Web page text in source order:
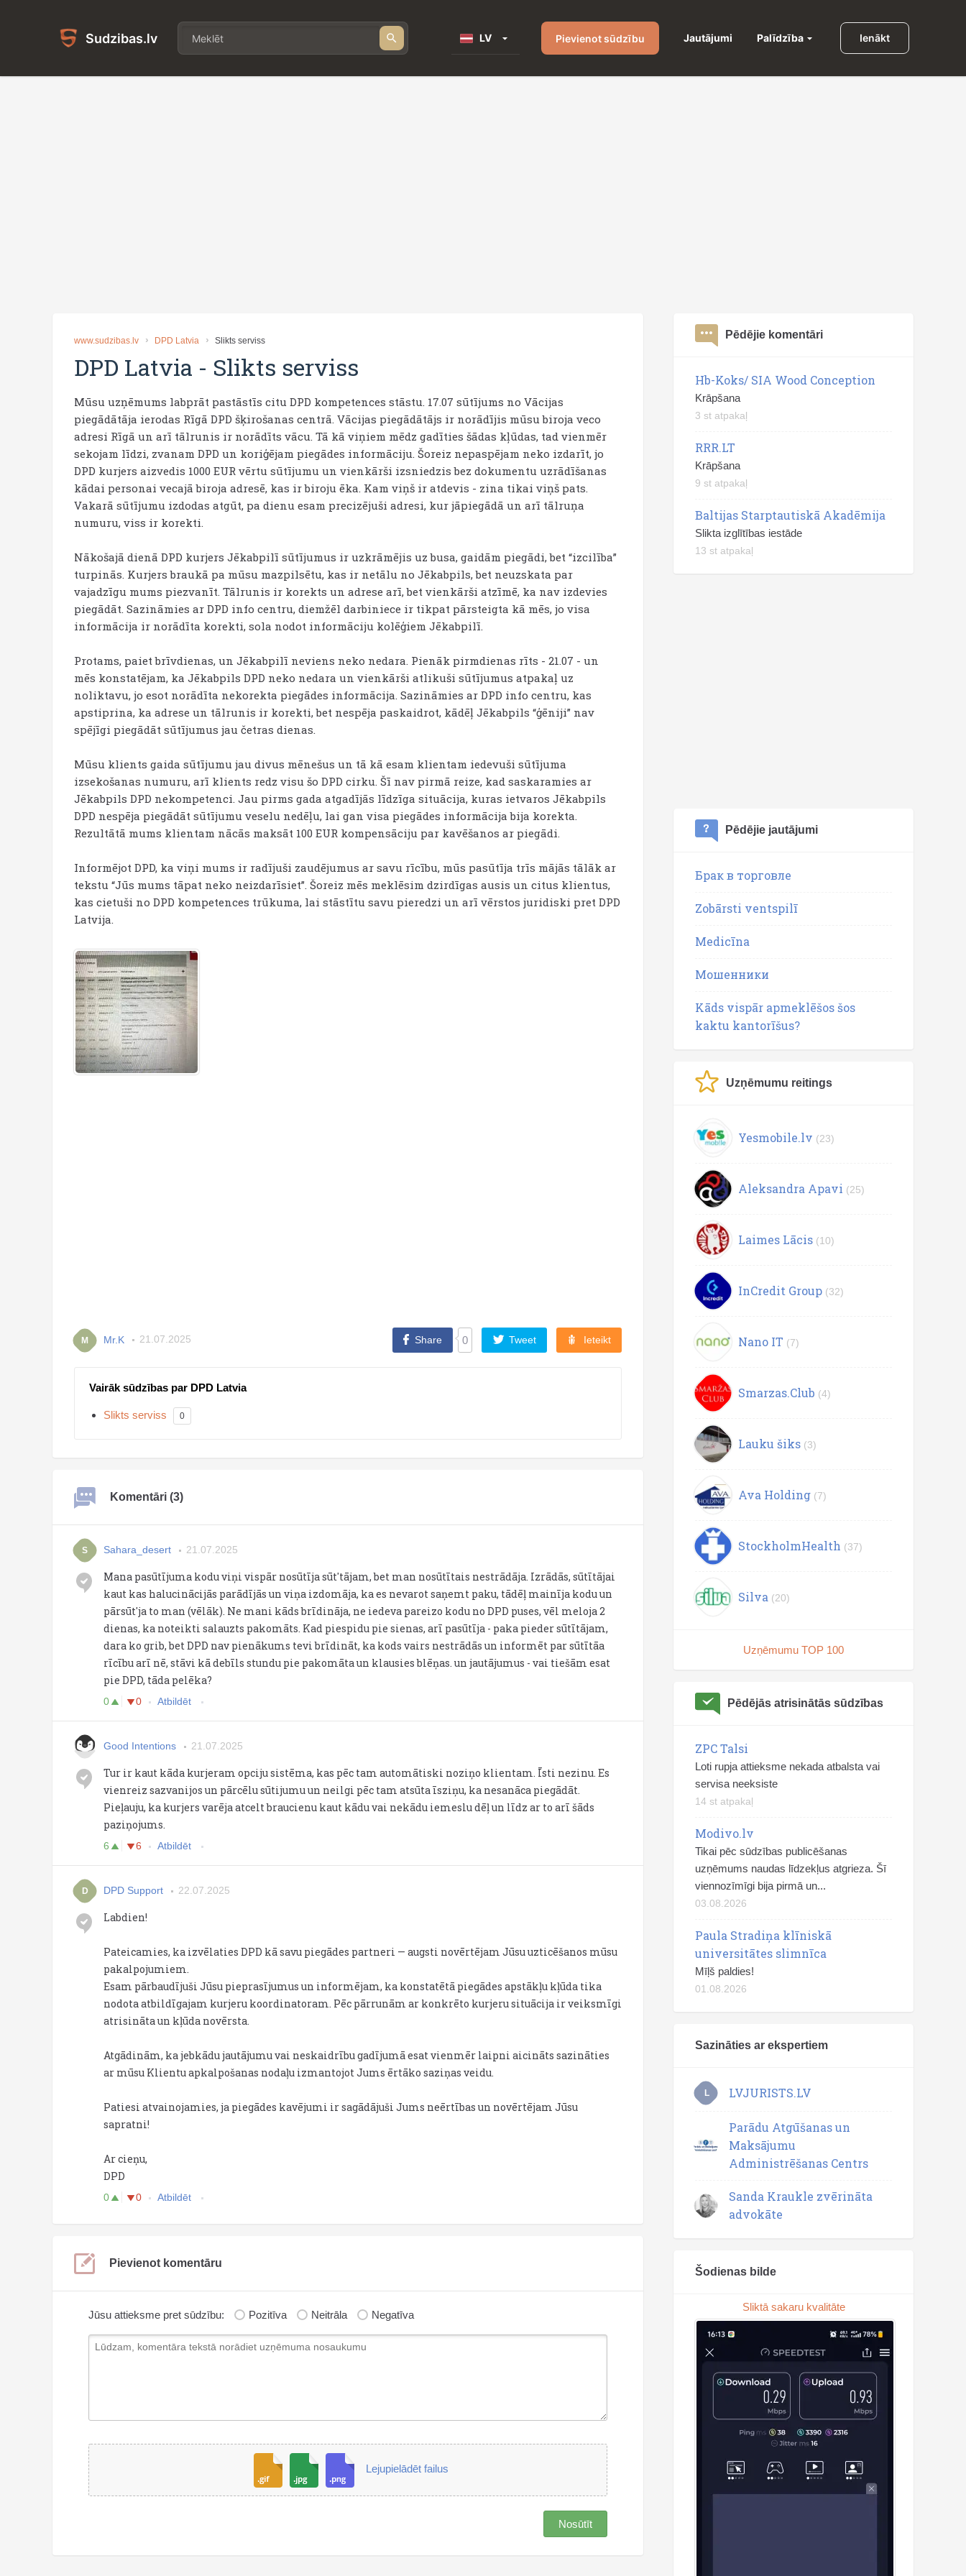
Sudzibas.lv LV Pievienot sūdzību Jautājumi Palīdzība Ienākt
www.sudzibas.lv DPD Latvia Slikts serviss
DPD Latvia - Slikts serviss
Mūsu uzņēmums labprāt pastāstīs citu DPD kompetences stāstu. 17.07 sūtījums no Vācijas
piegādātāja ierodas Rīgā DPD šķirošanas centrā. Vācijas piegādātājs ir norādījis mūsu biroja veco
adresi Rīgā un arī tālrunis ir norādīts vācu. Tā kā viņiem mēdz gadīties šādas kļūdas, tad vienmēr
sekojam līdzi, zvanam DPD un koriģējam piegādes informāciju. Šoreiz nepaspējam neko izdarīt, jo
DPD kurjers aizvedis 1000 EUR vērtu sūtījumu un vienkārši izsniedzis bez dokumentu uzrādīšanas
kādai personai vecajā biroja adresē, kas ir biroju ēka. Kam viņš ir atdevis - zina tikai viņš pats.
Vakarā sūtījumu izdodas atgūt, pa dienu esam precizējuši adresi, kur jāpiegādā un arī tālruņa
numuru, viss ir korekti.
Nākošajā dienā DPD kurjers Jēkabpilī sūtījumus ir uzkrāmējis uz busa, gaidām piegādi, bet “izcilība”
turpinās. Kurjers braukā pa mūsu mazpilsētu, kas ir netālu no Jēkabpils, bet neuzskata par
vajadzīgu mums piezvanīt. Tālrunis ir korekts un adrese arī, bet vienkārši atzīmē, ka nav izdevies
piegādāt. Sazināmies ar DPD info centru, diemžēl darbiniece ir tikpat pārsteigta kā mēs, jo visa
informācija ir norādīta korekti, sola nodot informāciju kolēģiem Jēkabpilī.
Protams, paiet brīvdienas, un Jēkabpilī neviens neko nedara. Pienāk pirmdienas rīts - 21.07 - un
mēs konstatējam, ka Jēkabpils DPD neko nedara un vienkārši atlikuši sūtījumus atpakaļ uz
noliktavu, jo esot norādīta nekorekta piegādes informācija. Sazināmies ar DPD info centru, kas
apstiprina, ka adrese un tālrunis ir korekti, bet nespēja paskaidrot, kādēļ Jēkabpils “ģēniji” nav
spējīgi piegādāt sūtījumus jau četras dienas.
Mūsu klients gaida sūtījumu jau divus mēnešus un tā kā esam klientam iedevuši sūtījuma
izsekošanas numuru, arī klients redz visu šo DPD cirku. Šī nav pirmā reize, kad saskaramies ar
Jēkabpils DPD nekompetenci. Jau pirms gada atgadījās līdzīga situācija, kuras ietvaros Jēkabpils
DPD nespēja piegādāt sūtījumu veselu nedēļu, lai gan visa piegādes informācija bija korekta.
Rezultātā mums klientam nācās maksāt 100 EUR kompensāciju par kavēšanos ar piegādi.
Informējot DPD, ka viņi mums ir radījuši zaudējumus ar savu rīcību, mūs pasūtīja trīs mājās tālāk ar
tekstu “Jūs mums tāpat neko neizdarīsiet”. Šoreiz mēs meklēsim dzirdīgas ausis un citus klientus,
kas cietuši no DPD kompetences trūkuma, lai stāstītu savu pieredzi un arī vērstos juridiski pret DPD
Latvija.
M Mr.K 21.07.2025 Share 0 Tweet Ieteikt
Vairāk sūdzības par DPD Latvia
Slikts serviss 0
Komentāri (3)
S Sahara_desert 21.07.2025
Mana pasūtījuma kodu viņi vispār nosūtīja sūt'tājam, bet man nosūtītais nestrādāja. Izrādās, sūtītājai
kaut kas halucinācijās parādījās un viņa izdomāja, ka es nevarot saņemt paku, tādēļ mainīja kodu un
pārsūt'ja to man (vēlāk). Ne mani kāds brīdināja, ne iedeva pareizo kodu no DPD puses, vēl meloja 2
dienas, ka noteikti salauzts pakomāts. Kad piespidu pie sienas, arī pasūtīja - paka pieder sūtītājam,
dara ko grib, bet DPD nav pienākums tevi brīdināt, ka kods vairs nestrādās un informēt par sūtītāa
rīcību arī nē, stāvi kā debīls stundu pie pakomāta un klausies blēņas. un jautājumus - vai tiešām esat
pie DPD, tāda pelēka?
0 0 Atbildēt
Good Intentions 21.07.2025
Tur ir kaut kāda kurjeram opciju sistēma, kas pēc tam automātiski noziņo klientam. Īsti nezinu. Es
vienreiz sazvanijos un pārcēlu sūtijumu un neilgi pēc tam atsūta īsziņu, ka nesanāca piegādāt.
Pieļauju, ka kurjers varēja atcelt braucienu kaut kādu vai nekādu iemeslu dēļ un līdz ar to arī šāds
paziņojums.
6 6 Atbildēt
D DPD Support 22.07.2025
Labdien!
Pateicamies, ka izvēlaties DPD kā savu piegādes partneri — augsti novērtējam Jūsu uzticēšanos mūsu
pakalpojumiem.
Esam pārbaudījuši Jūsu pieprasījumus un informējam, ka konstatētā piegādes apstākļu kļūda tika
nodota atbildīgajam kurjeru koordinatoram. Pēc pārrunām ar konkrēto kurjeru situācija ir veiksmīgi
atrisināta un kļūda novērsta.
Atgādinām, ka jebkādu jautājumu vai neskaidrību gadījumā esat vienmēr laipni aicināts sazināties
ar mūsu Klientu apkalpošanas nodaļu izmantojot Jums ērtāko saziņas veidu.
Patiesi atvainojamies, ja piegādes kavējumi ir sagādājuši Jums neērtības un novērtējam Jūsu
sapratni!
Ar cieņu,
DPD
0 0 Atbildēt
Pievienot komentāru
Jūsu attieksme pret sūdzību: Pozitīva Neitrāla Negatīva
Lejupielādēt failus
Nosūtīt
Pēdējie komentāri
Hb-Koks/ SIA Wood Conception
Krāpšana
3 st atpakaļ
RRR.LT
Krāpšana
9 st atpakaļ
Baltijas Starptautiskā Akadēmija
Slikta izglītības iestāde
13 st atpakaļ
Pēdējie jautājumi
Брак в торговле
Zobārsti ventspilī
Medicīna
Мошенники
Kāds vispār apmeklēšos šos
kaktu kantorīšus?
Uzņēmumu reitings
Yesmobile.lv (23)
Aleksandra Apavi (25)
Laimes Lācis (10)
InCredit Group (32)
Nano IT (7)
Smarzas.Club (4)
Lauku šiks (3)
Ava Holding (7)
StockholmHealth (37)
Silva (20)
Uzņēmumu TOP 100
Pēdējās atrisinātās sūdzības
ZPC Talsi
Loti rupja attieksme nekada atbalsta vai
servisa neeksiste
14 st atpakaļ
Modivo.lv
Tikai pēc sūdzības publicēšanas
uzņēmums naudas līdzekļus atgrieza. Šī
viennozīmīgi bija pirmā un...
03.08.2026
Paula Stradiņa klīniskā
universitātes slimnīca
Mīļš paldies!
01.08.2026
Sazināties ar ekspertiem
L LVJURISTS.LV
Parādu Atgūšanas un
Maksājumu
Administrēšanas Centrs
Sanda Kraukle zvērināta
advokāte
Šodienas bilde
Sliktā sakaru kvalitāte